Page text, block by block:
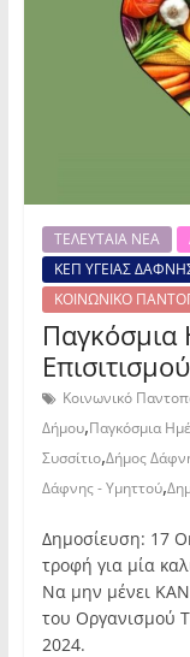
ΤΕΛΕΥΤΑΙΑ ΝΕΑ
ΚΕΠ ΥΓΕΙΑΣ
ΚΟΙΝΩΝΙΚΟ
Παγκόσμια
Επισιτισμού
Κοινωνικό
Δήμου,Παγκόσμια
Συσσίτιο,Δήμος
Δάφνης - Υμηττού,
Δημοσίευση: 17
τροφή για μία
Να μην μένει
του Οργανισμού
2024.